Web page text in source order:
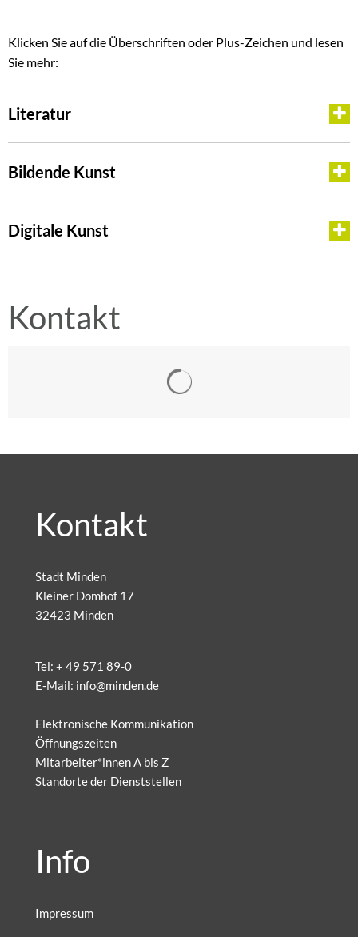
Klicken Sie auf die Überschriften oder Plus-Zeichen und lesen
Sie mehr:
Literatur
Bildende Kunst
Digitale Kunst
Kontakt
Kontakt
Stadt Minden
Kleiner Domhof 17
32423 Minden
Tel: + 49 571 89-0
E-Mail: info@minden.de
Elektronische Kommunikation
Öffnungszeiten
Mitarbeiter*innen A bis Z
Standorte der Dienststellen
Info
Impressum